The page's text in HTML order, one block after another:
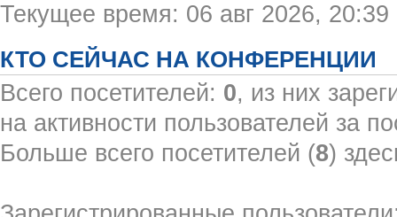
Текущее время: 06 авг 2026, 20:39
КТО СЕЙЧАС НА КОНФЕРЕНЦИИ
Всего посетителей: 0, из них
на активности пользователей за
Больше всего посетителей (8)